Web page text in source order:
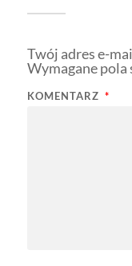
Twój adres e-
Wymagane pola
KOMENTARZ *